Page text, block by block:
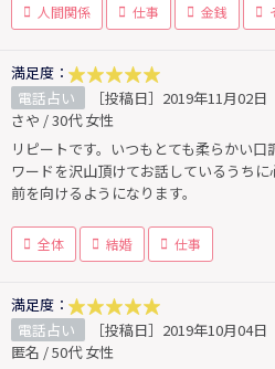
人間関係 仕事 金銭
満足度：
電話占い
［投稿日］2019年11月02日
さや / 30代 女性
リピートです。いつもとても柔らかい
ワードを沢山頂けてお話しているうちに
前を向けるようになります。
全体 結婚 仕事
満足度：
電話占い
［投稿日］2019年10月04日
匿名 / 50代 女性